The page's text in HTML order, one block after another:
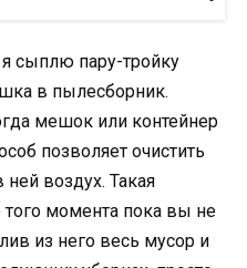
сыплю пару-тройку
в пылесборник.
мешок или контейнер
позволяет очистить
воздух. Такая
того момента пока вы не
из него весь мусор и